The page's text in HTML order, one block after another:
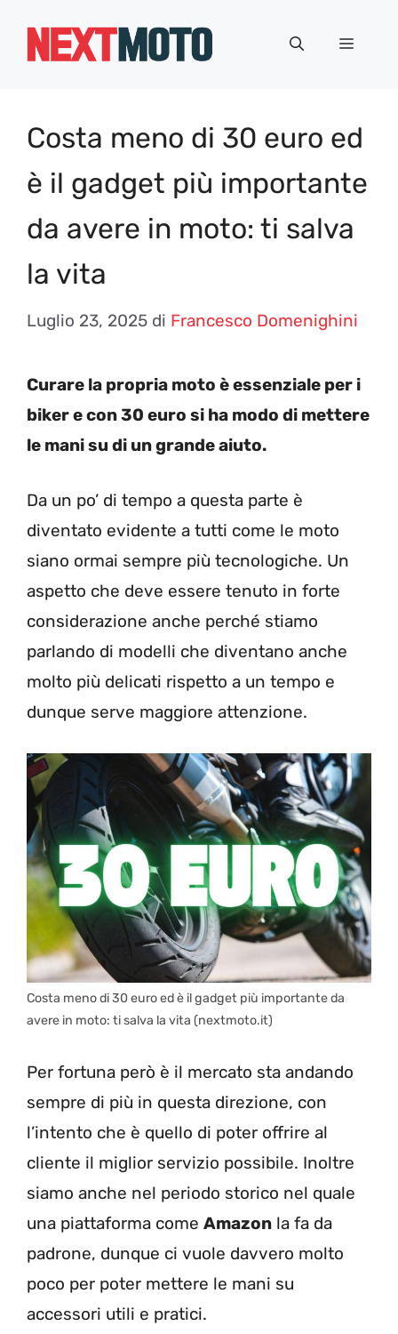
Menu
Costa meno di 30 euro ed
è il gadget più importante
da avere in moto: ti salva
la vita
Luglio 23, 2025 di Francesco Domenighini
Curare la propria moto è essenziale per i
biker e con 30 euro si ha modo di mettere
le mani su di un grande aiuto.
Da un po’ di tempo a questa parte è
diventato evidente a tutti come le moto
siano ormai sempre più tecnologiche. Un
aspetto che deve essere tenuto in forte
considerazione anche perché stiamo
parlando di modelli che diventano anche
molto più delicati rispetto a un tempo e
dunque serve maggiore attenzione.
Costa meno di 30 euro ed è il gadget più importante da
avere in moto: ti salva la vita (nextmoto.it)
Per fortuna però è il mercato sta andando
sempre di più in questa direzione, con
l’intento che è quello di poter offrire al
cliente il miglior servizio possibile. Inoltre
siamo anche nel periodo storico nel quale
una piattaforma come Amazon la fa da
padrone, dunque ci vuole davvero molto
poco per poter mettere le mani su
accessori utili e pratici.